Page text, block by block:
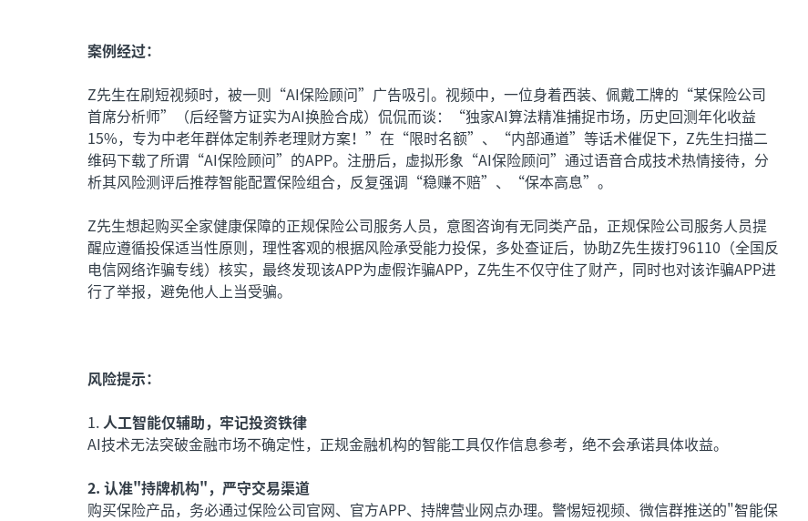
案例经过：
Z先生在刷短视频时，被一则“AI保险顾问”广告吸引。视频中，一位身着西装、佩戴工牌的“某保险公司
首席分析师”（后经警方证实为AI换脸合成）侃侃而谈：“独家AI算法精准捕捉市场，历史回测年化收益
15%，专为中老年群体定制养老理财方案！”在“限时名额”、“内部通道”等话术催促下，Z先生扫描二
维码下载了所谓“AI保险顾问”的APP。注册后，虚拟形象“AI保险顾问”通过语音合成技术热情接待，分
析其风险测评后推荐智能配置保险组合，反复强调“稳赚不赔”、“保本高息”。
Z先生想起购买全家健康保障的正规保险公司服务人员，意图咨询有无同类产品，正规保险公司服务人员提
醒应遵循投保适当性原则，理性客观的根据风险承受能力投保，多处查证后，协助Z先生拨打96110（全国反
电信网络诈骗专线）核实，最终发现该APP为虚假诈骗APP，Z先生不仅守住了财产，同时也对该诈骗APP进
行了举报，避免他人上当受骗。
风险提示：
1.人工智能仅辅助，牢记投资铁律
AI技术无法突破金融市场不确定性，正规金融机构的智能工具仅作信息参考，绝不会承诺具体收益。
2. 认准"持牌机构"，严守交易渠道
购买保险产品，务必通过保险公司官网、官方APP、持牌营业网点办理。警惕短视频、微信群推送的"智能保